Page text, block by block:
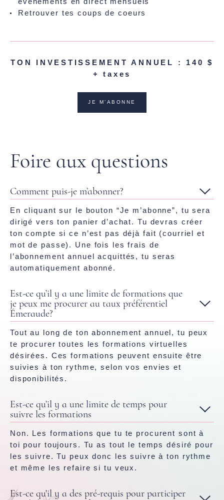
Retrouver tes coups de coeurs
TON INVESTISSEMENT ANNUEL : 140 $
+ taxes
JE M’ABONNE
Foire aux questions
Comment puis-je m’abonner?
En cliquant sur le bouton “Je m’abonne”, tu sera
dirigé vers ton panier d’achat. Tu devras créer
ton compte si ce n’est pas déjà fait (courriel et
mot de passe). Une fois les frais de
l’abonnement annuel acquittés, tu seras
automatiquement abonné.
Est-ce qu’il y a une limite de formations que
je peux me procurer au taux préférentiel
Émeraude?
Tout au long de ton abonnement annuel, tu peux
te procurer toutes les formations virtuelles
désirées. Ces formations peuvent ensuite être
suivies à ton rythme, selon vos envies et
disponibilités.
Est-ce qu’il y a une limite de temps pour
suivre les formations
Non. Les formations que tu te procurent sont à
toi pour toujours. Tu as tout le temps désiré pour
les suivre. Tu peux donc les suivre à ton rythme
et même les refaire si tu veux.
Est-ce qu'il y a des pré-requis pour participer